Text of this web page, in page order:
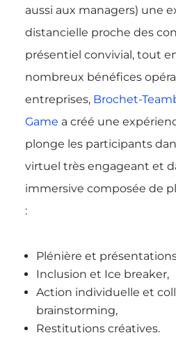
aussi aux managers) une
distancielle proche des
présentiel convivial, tout
nombreux bénéfices
entreprises, Brochet-
Game a créé une
plonge les participants
virtuel très engageant et
immersive composée de
:
Plénière et
Inclusion et Ice breaker,
Action individuelle et
brainstorming,
Restitutions créatives.